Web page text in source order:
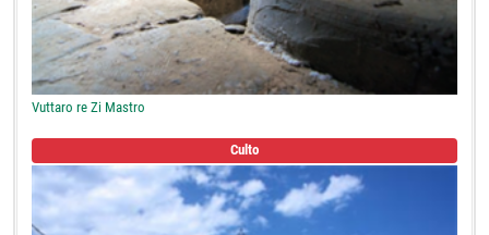
Vuttaro re Zi Mastro
Culto